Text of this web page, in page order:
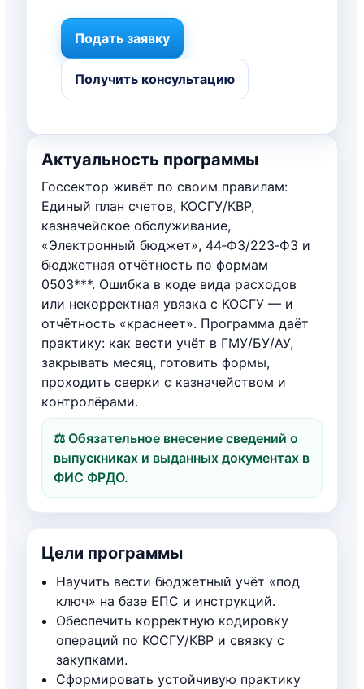
Подать заявку
Получить консультацию
Актуальность программы
Госсектор живёт по своим правилам:
Единый план счетов, КОСГУ/КВР,
казначейское обслуживание,
«Электронный бюджет», 44‑ФЗ/223‑ФЗ и
бюджетная отчётность по формам
0503***. Ошибка в коде вида расходов
или некорректная увязка с КОСГУ — и
отчётность «краснеет». Программа даёт
практику: как вести учёт в ГМУ/БУ/АУ,
закрывать месяц, готовить формы,
проходить сверки с казначейством и
контролёрами.
⚖️ Обязательное внесение сведений о
выпускниках и выданных документах в
ФИС ФРДО.
Цели программы
Научить вести бюджетный учёт «под
ключ» на базе ЕПС и инструкций.
Обеспечить корректную кодировку
операций по КОСГУ/КВР и связку с
закупками.
Сформировать устойчивую практику